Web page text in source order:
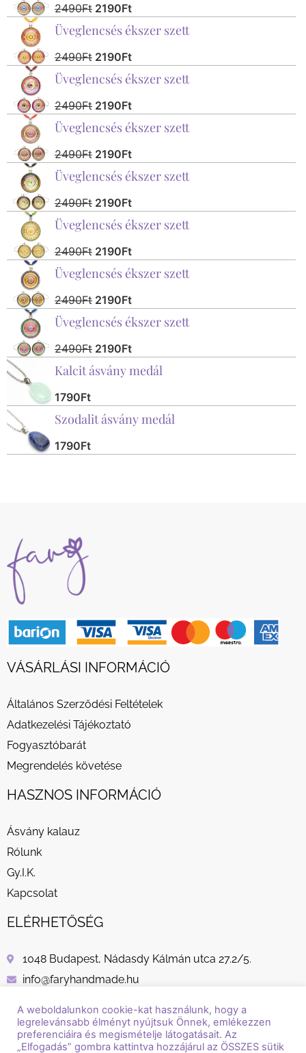
2490Ft 2190Ft
Üveglencsés ékszer szett
2490Ft 2190Ft
Üveglencsés ékszer szett
2490Ft 2190Ft
Üveglencsés ékszer szett
2490Ft 2190Ft
Üveglencsés ékszer szett
2490Ft 2190Ft
Üveglencsés ékszer szett
2490Ft 2190Ft
Üveglencsés ékszer szett
2490Ft 2190Ft
Üveglencsés ékszer szett
2490Ft 2190Ft
Kalcit ásvány medál
1790Ft
Szodalit ásvány medál
1790Ft
VÁSÁRLÁSI INFORMÁCIÓ
Általános Szerződési Feltételek
Adatkezelési Tájékoztató
Fogyasztóbarát
Megrendelés követése
HASZNOS INFORMÁCIÓ
Ásvány kalauz
Rólunk
Gy.I.K.
Kapcsolat
ELÉRHETŐSÉG
1048 Budapest, Nádasdy Kálmán utca 27.2/5.
info@faryhandmade.hu
A weboldalunkon cookie-kat használunk, hogy a
legrelevánsabb élményt nyújtsuk Önnek, emlékezzen
preferenciáira és megismételje látogatásait. Az
„Elfogadás” gombra kattintva hozzájárul az ÖSSZES sütik